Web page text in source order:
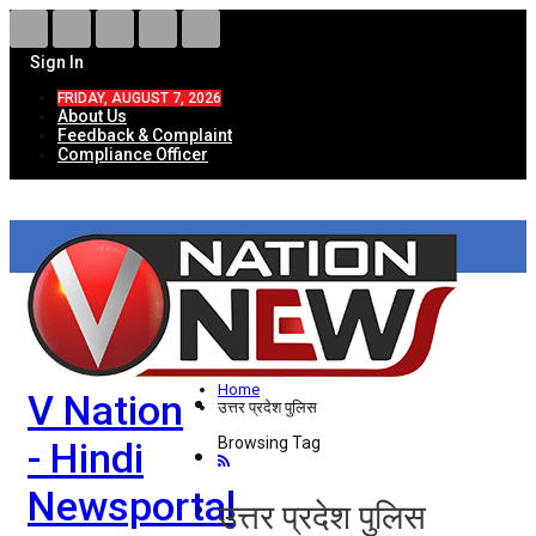
Sign In
FRIDAY, AUGUST 7, 2026
About Us
Feedback & Complaint
Compliance Officer
V Nation
- Hindi
Newsportal
HOME
ताज़ा खबरें
देश
विदेश
राज्य
उत्तर प्रदेश
Home
उत्तर प्रदेश पुलिस
Browsing Tag
उत्तर प्रदेश पुलिस